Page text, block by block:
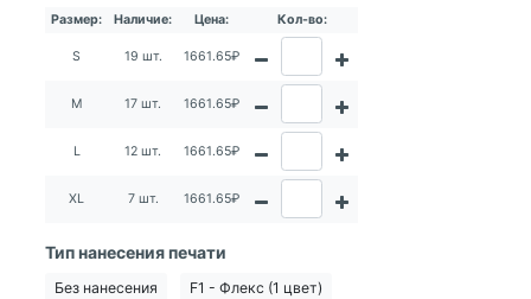
Размер: Наличие: Цена: Кол-во:
S 19 шт. 1661.65₽
M 17 шт. 1661.65₽
L 12 шт. 1661.65₽
XL 7 шт. 1661.65₽
Тип нанесения печати
Без нанесения F1 - Флекс (1 цвет)